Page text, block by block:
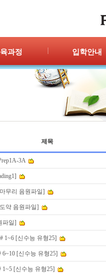
과정 입학안내
입학절차
신청/결과
제목
3A
무리 음원파일]
약 음원파일]
파일]
1~6 [신수능 유형25]
[신수능 유형25]
[신수능 유형25]